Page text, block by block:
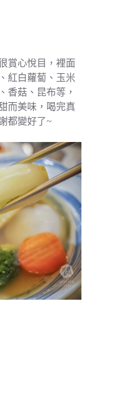
賞心悅目，裡面
紅白蘿蔔、玉米
香菇、昆布等，
而美味，喝完真
都變好了~